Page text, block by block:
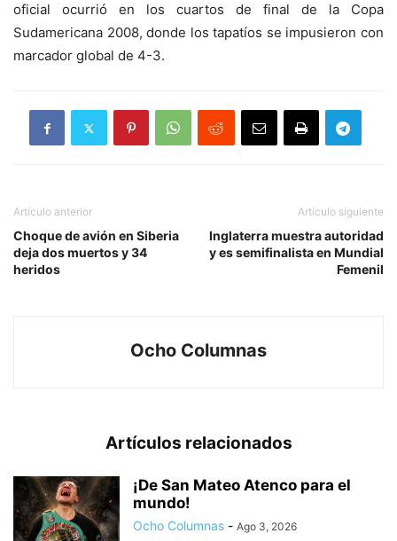
oficial ocurrió en los cuartos de final de la Copa
Sudamericana 2008, donde los tapatíos se impusieron con
marcador global de 4-3.
Artículo anterior
Choque de avión en Siberia
deja dos muertos y 34
heridos
Artículo siguiente
Inglaterra muestra autoridad
y es semifinalista en Mundial
Femenil
Ocho Columnas
Artículos relacionados
¡De San Mateo Atenco para el
mundo!
Ocho Columnas - Ago 3, 2026